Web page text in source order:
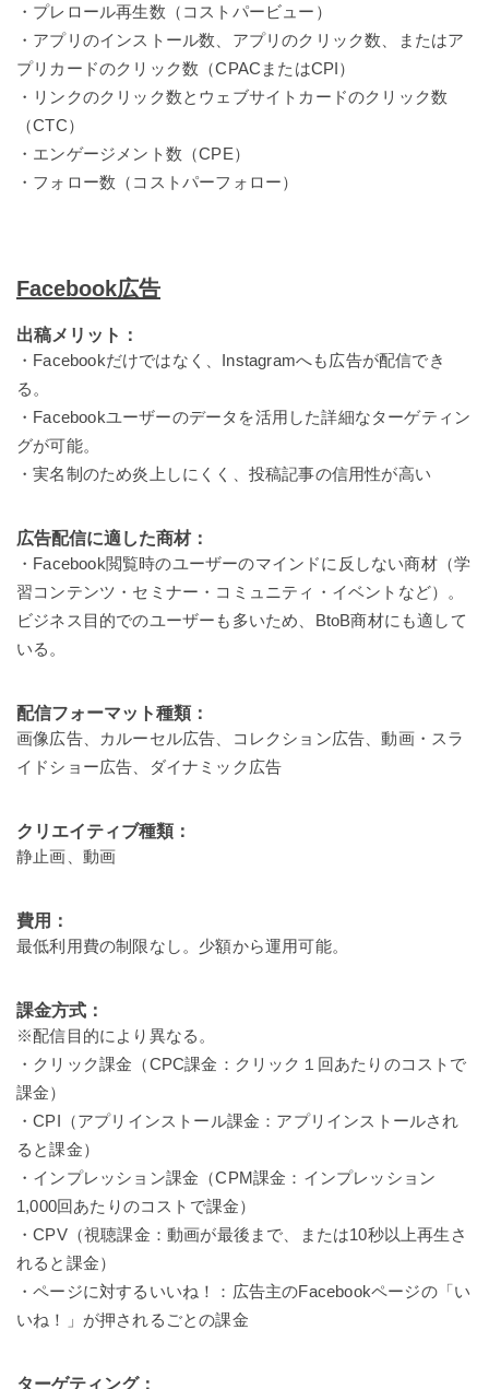
・プレロール再生数（コストパービュー）
・アプリのインストール数、アプリのクリック数、またはア
プリカードのクリック数（CPACまたはCPI）
・リンクのクリック数とウェブサイトカードのクリック数
（CTC）
・エンゲージメント数（CPE）
・フォロー数（コストパーフォロー）
Facebook広告
出稿メリット：
・Facebookだけではなく、Instagramへも広告が配信でき
る。
・Facebookユーザーのデータを活用した詳細なターゲティン
グが可能。
・実名制のため炎上しにくく、投稿記事の信用性が高い
広告配信に適した商材：
・Facebook閲覧時のユーザーのマインドに反しない商材（学
習コンテンツ・セミナー・コミュニティ・イベントなど）。
ビジネス目的でのユーザーも多いため、BtoB商材にも適して
いる。
配信フォーマット種類：
画像広告、カルーセル広告、コレクション広告、動画・スラ
イドショー広告、ダイナミック広告
クリエイティブ種類：
静止画、動画
費用：
最低利用費の制限なし。少額から運用可能。
課金方式：
※配信目的により異なる。
・クリック課金（CPC課金：クリック１回あたりのコストで
課金）
・CPI（アプリインストール課金：アプリインストールされ
ると課金）
・インプレッション課金（CPM課金：インプレッション
1,000回あたりのコストで課金）
・CPV（視聴課金：動画が最後まで、または10秒以上再生さ
れると課金）
・ページに対するいいね！：広告主のFacebookページの「い
いね！」が押されるごとの課金
ターゲティング：